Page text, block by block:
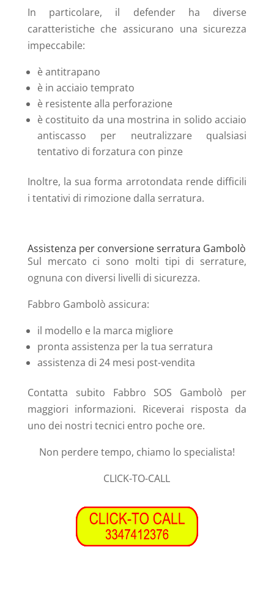
In particolare, il defender ha diverse
caratteristiche che assicurano una sicurezza
impeccabile:
è antitrapano
è in acciaio temprato
è resistente alla perforazione
è costituito da una mostrina in solido acciaio
antiscasso per neutralizzare qualsiasi
tentativo di forzatura con pinze
Inoltre, la sua forma arrotondata rende difficili
i tentativi di rimozione dalla serratura.
Assistenza per conversione serratura Gambolò
Sul mercato ci sono molti tipi di serrature,
ognuna con diversi livelli di sicurezza.
Fabbro Gambolò assicura:
il modello e la marca migliore
pronta assistenza per la tua serratura
assistenza di 24 mesi post-vendita
Contatta subito Fabbro SOS Gambolò
per
maggiori informazioni. Riceverai risposta da
uno dei nostri tecnici entro poche ore.
Non perdere tempo, chiamo lo specialista!
CLICK-TO-CALL